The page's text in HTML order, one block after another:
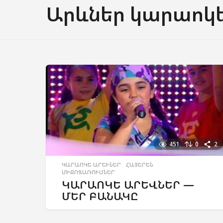
Արևներ
451 0 2
ԿԱՐԱՈԿԵ ԱՐԵՒՆԵՐ ,ՀԱՅԵՐԵՆ
ՄԻՋՈՑԱՌՈՒՄՆԵՐ
ԿԱՐԱՈԿԵ ԱՐԵՎՆԵՐ —
ՄԵՐ ԲԱՆԱԿԸ